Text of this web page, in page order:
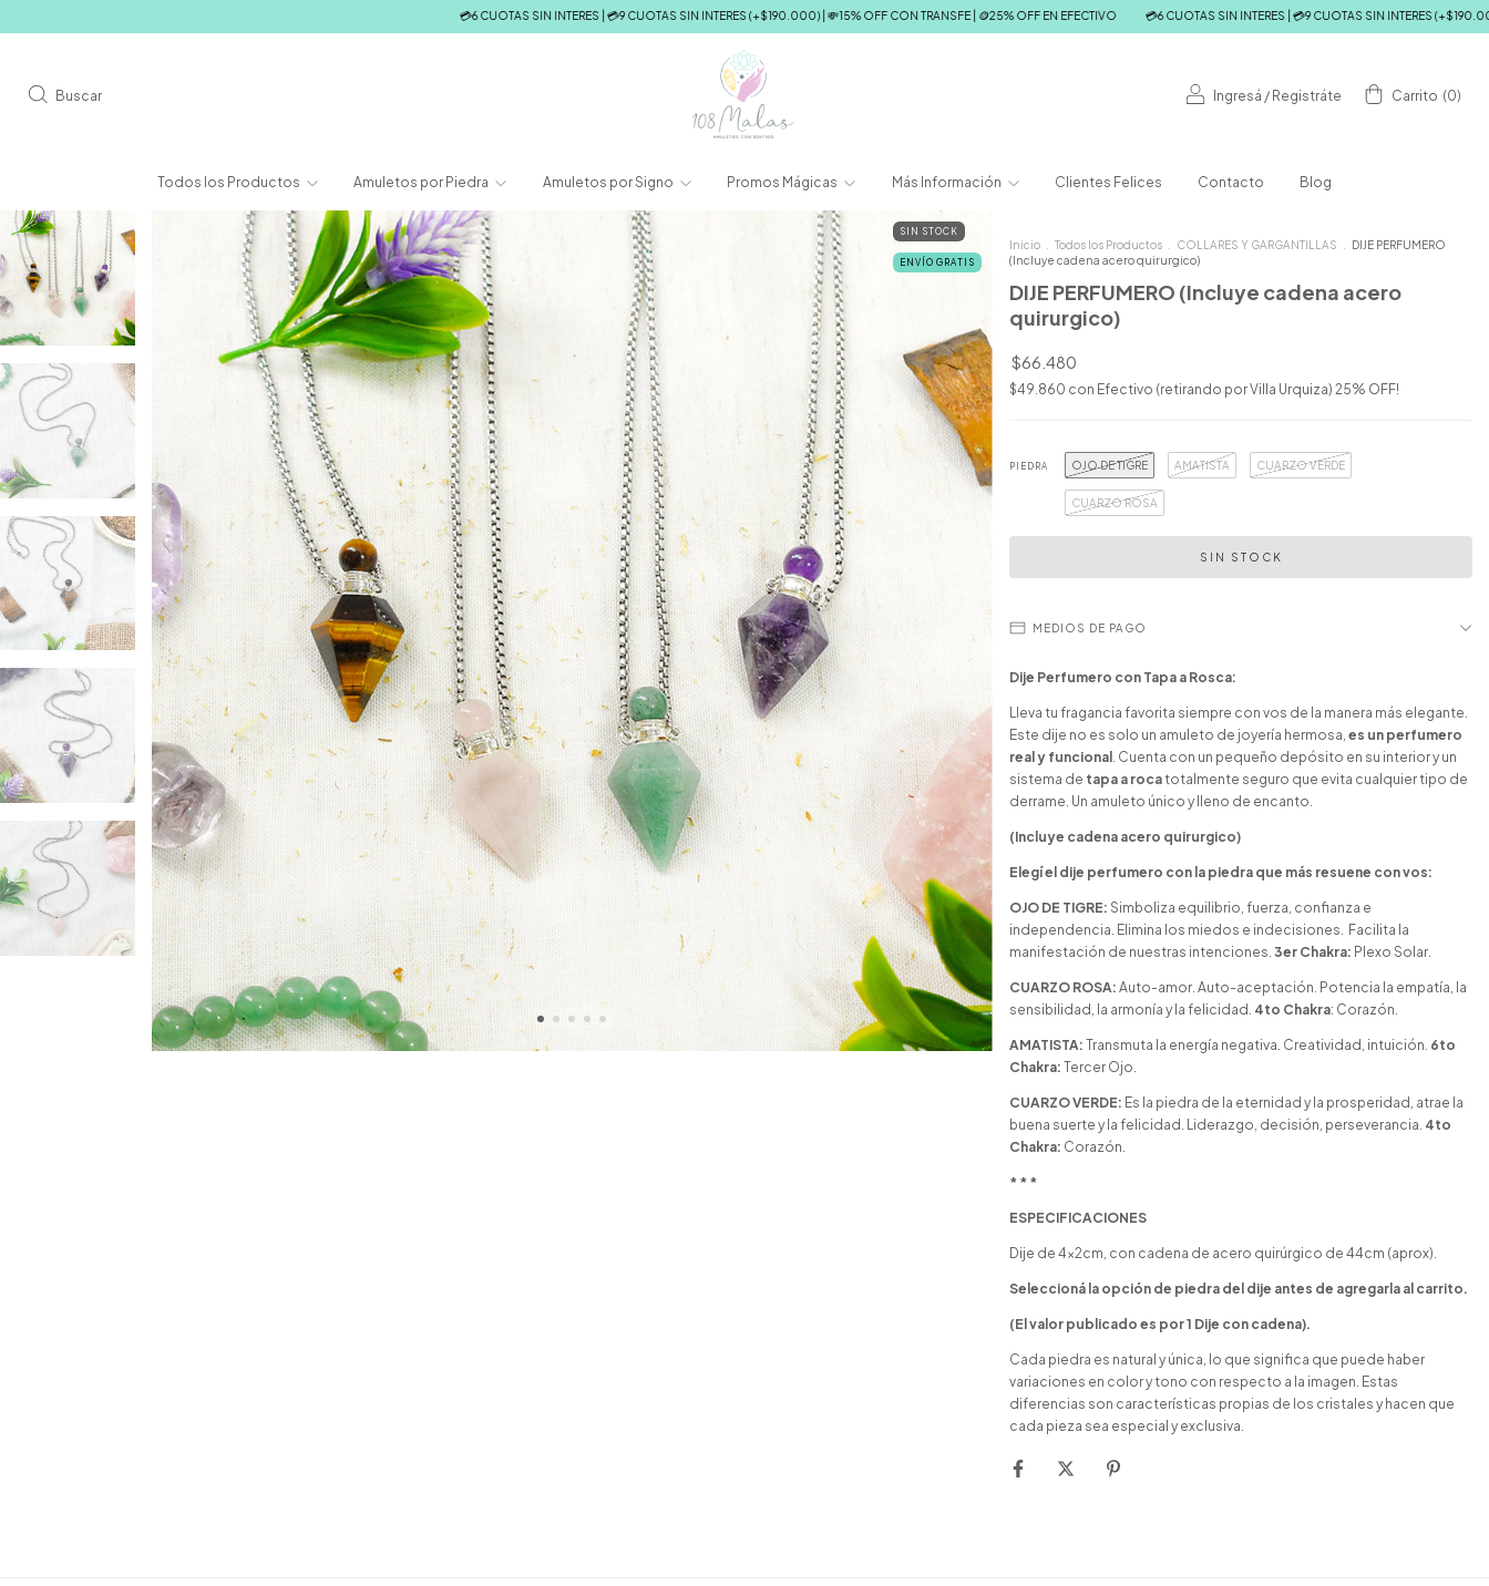
💳6 CUOTAS SIN INTERES | 💳9 CUOTAS SIN INTERES (+$190.000) | 💸15% OFF CON TRANSFE | 🪙25% OFF EN EFECTIVO 💳6 CUOTAS SIN INTERES | 💳9 CUOTAS SIN INTERES (+$190.000) | 💸15% OFF CON
Buscar Ingresá / Registráte Carrito (0)
Todos los Productos Amuletos por Piedra Amuletos por Signo Promos Mágicas Más Información Clientes Felices Contacto Blog
SIN STOCK
ENVÍO GRATIS
Inicio Todos los Productos COLLARES Y GARGANTILLAS
DIJE PERFUMERO
(Incluye cadena acero quirurgico)
DIJE PERFUMERO (Incluye cadena acero
quirurgico)
$66.480
$49.860 con Efectivo (retirando por Villa Urquiza) 25% OFF!
PIEDRA OJO DE TIGRE AMATISTA CUARZO VERDE
CUARZO ROSA
MEDIOS DE PAGO
Dije Perfumero con Tapa a Rosca:
Lleva tu fragancia favorita siempre con vos de la manera más elegante.
Este dije no es solo un amuleto de joyería hermosa, es un perfumero
real y funcional . Cuenta con un pequeño depósito en su interior y un
sistema de tapa a rocatotalmente seguro que evita cualquier tipo de
derrame. Un amuleto único y lleno de encanto.
(Incluye cadena acero quirurgico)
Elegí el dije perfumero con la piedra que más resuene con vos:
OJO DE TIGRE: Simboliza equilibrio, fuerza, confianza e
independencia. Elimina los miedos e indecisiones. Facilita la
manifestación de nuestras intenciones. 3er Chakra: Plexo Solar.
CUARZO ROSA: Auto-amor. Auto-aceptación. Potencia la empatía, la
sensibilidad, la armonía y la felicidad. 4to Chakra: Corazón.
AMATISTA: Transmuta la energía negativa. Creatividad, intuición. 6to
Chakra: Tercer Ojo.
CUARZO VERDE: Es la piedra de la eternidad y la prosperidad, atrae la
buena suerte y la felicidad. Liderazgo, decisión, perseverancia. 4to
Chakra: Corazón.
* * *
ESPECIFICACIONES
Dije de 4x2cm, con cadena de acero quirúrgico de 44cm (aprox).
Seleccioná la opción de piedra del dije antes de agregarla al carrito.
(El valor publicado es por 1 Dije con cadena).
Cada piedra es natural y única, lo que significa que puede haber
variaciones en color y tono con respecto a la imagen. Estas
diferencias son características propias de los cristales y hacen que
cada pieza sea especial y exclusiva.